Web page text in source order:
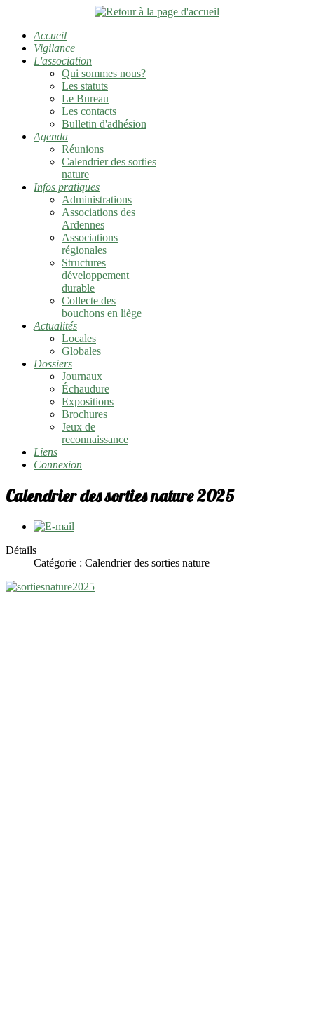
Accueil
Vigilance
L'association
Qui sommes nous?
Les statuts
Le Bureau
Les contacts
Bulletin d'adhésion
Agenda
Réunions
Calendrier des sorties
nature
Infos pratiques
Administrations
Associations des
Ardennes
Associations
régionales
Structures
développement
durable
Collecte des
bouchons en liège
Actualités
Locales
Globales
Dossiers
Journaux
Échaudure
Expositions
Brochures
Jeux de
reconnaissance
Liens
Connexion
Calendrier des sorties nature 2025
Détails
Catégorie : Calendrier des sorties nature